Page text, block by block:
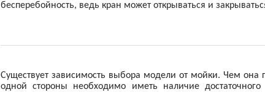
бесперебойность, ведь кран может открываться и
Существует зависимость выбора модели от мойки. Чем
одной стороны необходимо иметь наличие